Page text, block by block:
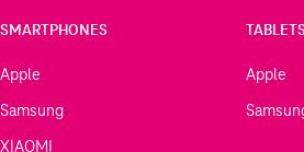
SMARTPHONES
Apple
Samsung
XIAOMI
TABLETS
Apple